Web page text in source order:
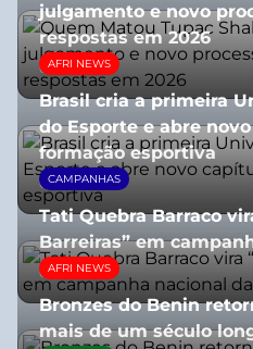
julgamento e novo
respostas em 2026
05/08/2026
AFRI NEWS
Brasil cria a primeira
do Esporte e abre
formação esportiva
08/07/2026
CAMPANHAS
Tati Quebra Barraco
Barreiras” em
08/07/2026
AFRI NEWS
Bronzes do Benin
mais de um século